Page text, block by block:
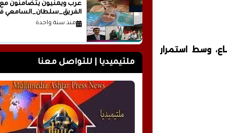
وسط استمرار
عرب ويمنيون يتضامنون مع
الفريق_سلطان_السامعي
وجه حملة التشويه.. تقرير
منذ سنة واحدة
ملتيميديا | للتواصل معنا